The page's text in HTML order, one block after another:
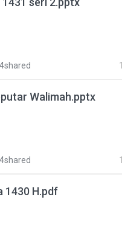
Walimah.pptx
1430 H.pdf